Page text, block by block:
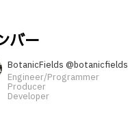
バー
BotanicFields @botanicfields
Engineer/Programmer
Producer
Developer